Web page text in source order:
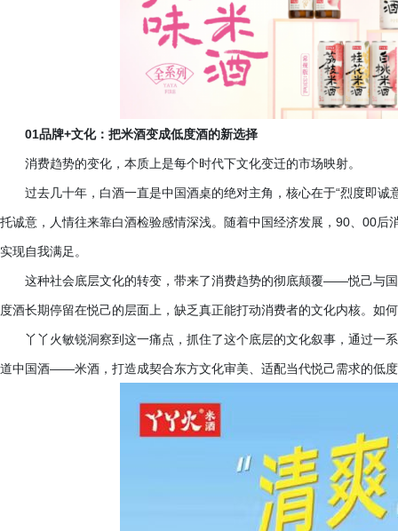
01品牌+文化：把米酒变成低度酒的新选择
消费趋势的变化，本质上是每个时代下文化变迁的市场映射。
过去几十年，白酒一直是中国酒桌的绝对主角，核心在于“烈度即诚
托诚意，人情往来靠白酒检验感情深浅。随着中国经济发展，90、00
实现自我满足。
这种社会底层文化的转变，带来了消费趋势的彻底颠覆——悦己与国
度酒长期停留在悦己的层面上，缺乏真正能打动消费者的文化内核。如
丫丫火敏锐洞察到这一痛点，抓住了这个底层的文化叙事，通过一
道中国酒——米酒，打造成契合东方文化审美、适配当代悦己需求的低